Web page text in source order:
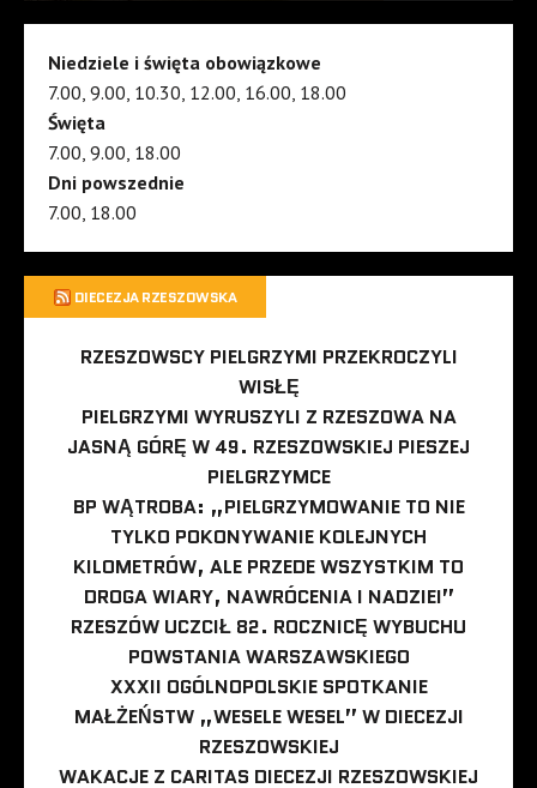
Niedziele i święta obowiązkowe
7.00, 9.00, 10.30, 12.00, 16.00, 18.00
Święta
7.00, 9.00, 18.00
Dni powszednie
7.00, 18.00
DIECEZJA RZESZOWSKA
RZESZOWSCY PIELGRZYMI PRZEKROCZYLI
WISŁĘ
PIELGRZYMI WYRUSZYLI Z RZESZOWA NA
JASNĄ GÓRĘ W 49. RZESZOWSKIEJ PIESZEJ
PIELGRZYMCE
BP WĄTROBA: „PIELGRZYMOWANIE TO NIE
TYLKO POKONYWANIE KOLEJNYCH
KILOMETRÓW, ALE PRZEDE WSZYSTKIM TO
DROGA WIARY, NAWRÓCENIA I NADZIEI”
RZESZÓW UCZCIŁ 82. ROCZNICĘ WYBUCHU
POWSTANIA WARSZAWSKIEGO
XXXII OGÓLNOPOLSKIE SPOTKANIE
MAŁŻEŃSTW „WESELE WESEL” W DIECEZJI
RZESZOWSKIEJ
WAKACJE Z CARITAS DIECEZJI RZESZOWSKIEJ